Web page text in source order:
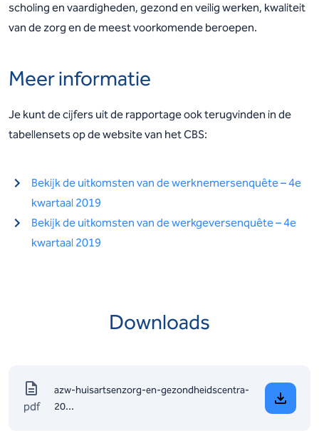
scholing en vaardigheden, gezond en veilig werken, kwaliteit
van de zorg en de meest voorkomende beroepen.
Meer informatie
Je kunt de cijfers uit de rapportage ook terugvinden in de
tabellensets op de website van het CBS:
Bekijk de uitkomsten van de werknemersenquête – 4e
kwartaal 2019
Bekijk de uitkomsten van de werkgeversenquête – 4e
kwartaal 2019
Downloads
pdf
azw-huisartsenzorg-en-gezondheidscentra-
20...